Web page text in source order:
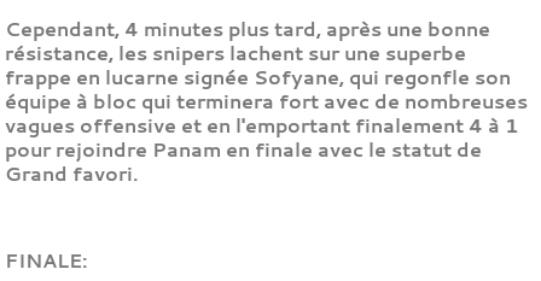
Cependant, 4 minutes plus tard, après une bonne
résistance, les snipers lachent sur une superbe
frappe en lucarne signée Sofyane, qui regonfle son
équipe à bloc qui terminera fort avec de nombreuses
vagues offensive et en l'emportant finalement 4 à 1
pour rejoindre Panam en finale avec le statut de
Grand favori.
FINALE: